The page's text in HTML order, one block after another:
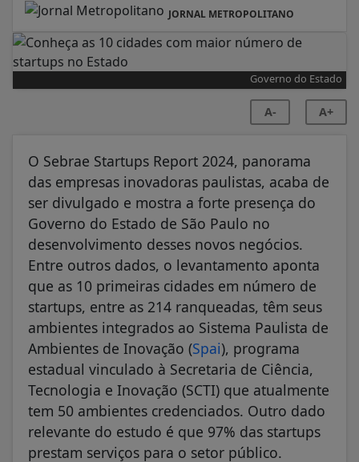
JORNAL METROPOLITANO
Governo do Estado
A- A+
O Sebrae Startups Report 2024, panorama
das empresas inovadoras paulistas, acaba de
ser divulgado e mostra a forte presença do
Governo do Estado de São Paulo no
desenvolvimento desses novos negócios.
Entre outros dados, o levantamento aponta
que as 10 primeiras cidades em número de
startups, entre as 214 ranqueadas, têm seus
ambientes integrados ao Sistema Paulista de
Ambientes de Inovação (Spai), programa
estadual vinculado à Secretaria de Ciência,
Tecnologia e Inovação (SCTI) que atualmente
tem 50 ambientes credenciados. Outro dado
relevante do estudo é que 97% das startups
prestam serviços para o setor público.